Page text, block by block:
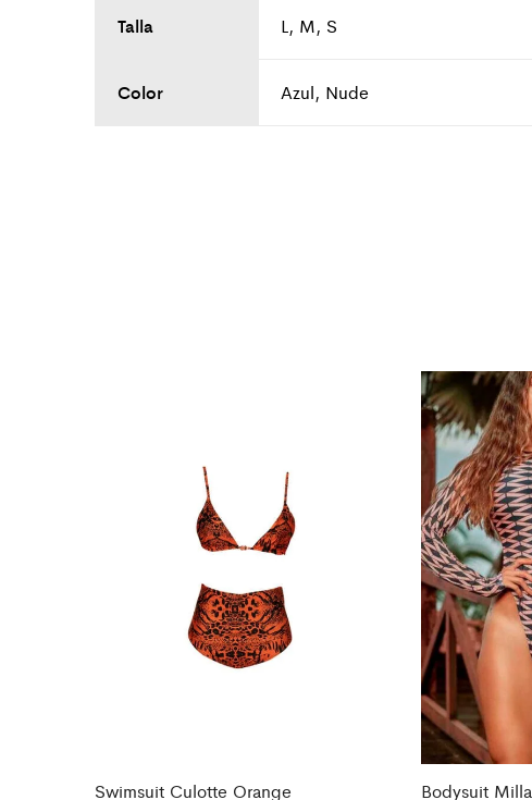
Talla L, M, S
Color Azul, Nude
Swimsuit Culotte Orange Bodysuit Milla